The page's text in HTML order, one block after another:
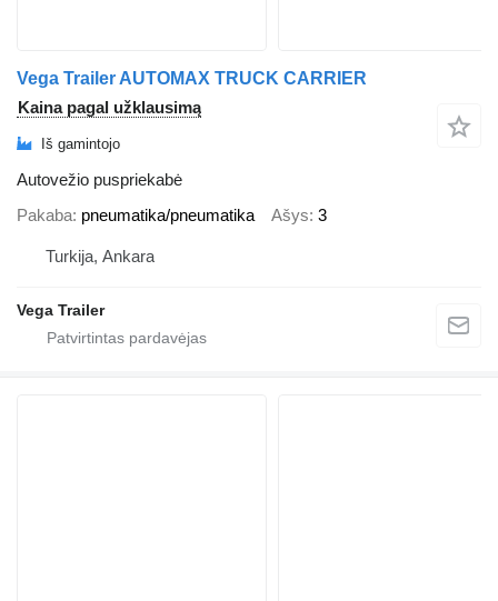
Vega Trailer AUTOMAX TRUCK CARRIER
Kaina pagal užklausimą
Iš gamintojo
Autovežio puspriekabė
Pakaba pneumatika/pneumatika Ašys 3
Turkija, Ankara
Vega Trailer